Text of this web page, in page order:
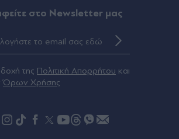
στο Newsletter μας
της Πολιτική Απορρήτου και
Όρων Χρήσης